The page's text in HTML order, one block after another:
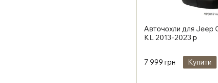
Авточохли для Jeep
KL 2013-2023 р
7 999 грн Купити